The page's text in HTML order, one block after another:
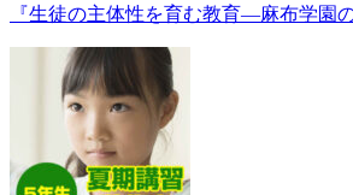
『生徒の主体性を育む教育―麻布学園